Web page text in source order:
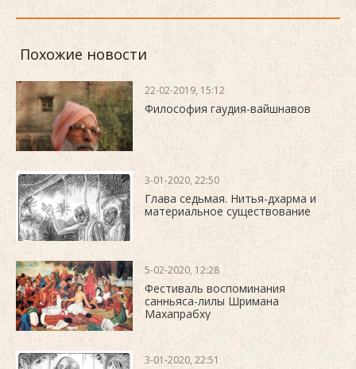
Похожие новости
22-02-2019, 15:12
Философия гаудия-вайшнавов
3-01-2020, 22:50
Глава седьмая. Нитья-дхарма и
материальное существование
5-02-2020, 12:28
Фестиваль воспоминания
санньяса-лилы Шримана
Махапрабху
3-01-2020, 22:51